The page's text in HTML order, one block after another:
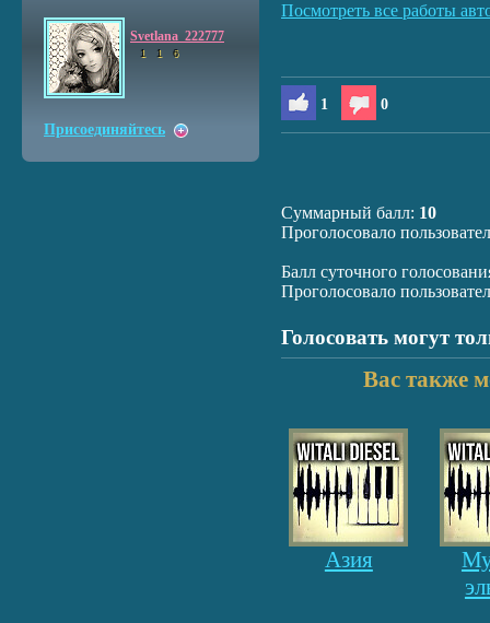
Посмотреть все работы
1 0
Суммарный балл: 10
Проголосовало
Балл суточного
Проголосовало
Голосовать могут
Вас также
Азия
Svetlana_222777
1 1 6
Присоединяйтесь